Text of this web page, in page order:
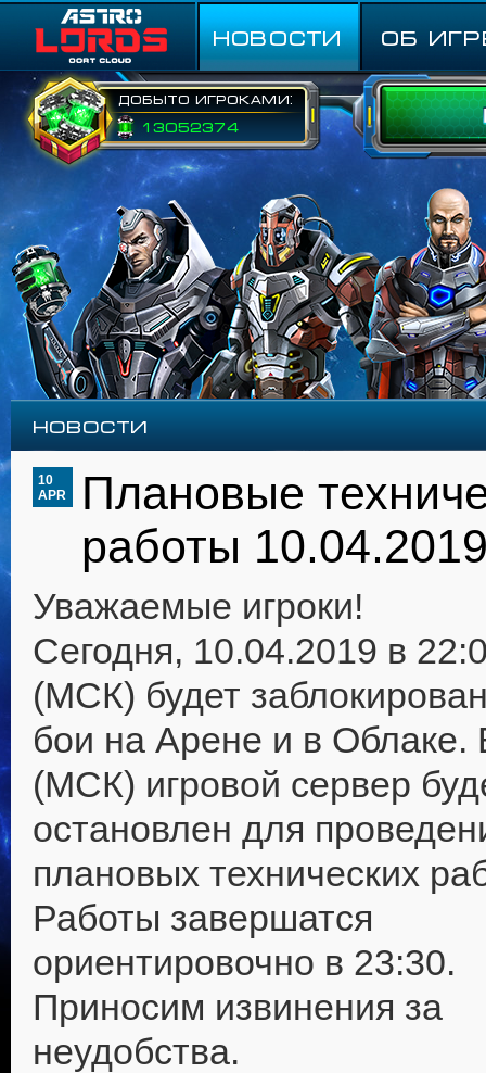
ОБ
НОВОСТИ
Добыто игроками:
13052374
Новости
Плановые
работы
10
APR
Уважаемые игроки!
Сегодня, 10.04.2019 в
(МСК) будет
бои на Арене и в Облаке.
(МСК) игровой сервер
остановлен для
плановых технических
Работы завершатся
ориентировочно в 23:30.
Приносим извинения за
неудобства.